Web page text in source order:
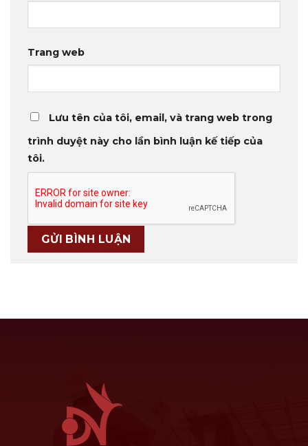
Trang web
Lưu tên của tôi, email, và trang web trong
trình duyệt này cho lần bình luận kế tiếp của
tôi.